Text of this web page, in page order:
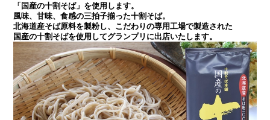
「国産の十割そば」を使用します。
風味、甘味、食感の三拍子揃った十割そば。
北海道産そば原料を製粉し、こだわりの専用工場で製造された
国産の十割そばを使用してグランプリに出店いたします。